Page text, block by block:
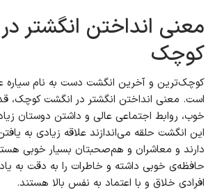
معنی انداختن انگشتر
کوچک
کوچک‌ترین و آخرین انگشت دست به نام سیاره
است. معنی انداختن انگشتر در انگشت کوچک،
خوب، روابط اجتماعی عالی و داشتن دوستان
این انگشت حلقه می‌اندازند علاقه زیادی به
دارند و معاشران و هم‌صحبتان بسیار خوبی
حافظه‌ی خوبی داشته و خاطرات را به دقت به
افرادی خلاق و با اعتماد به نفس بالا هستند.